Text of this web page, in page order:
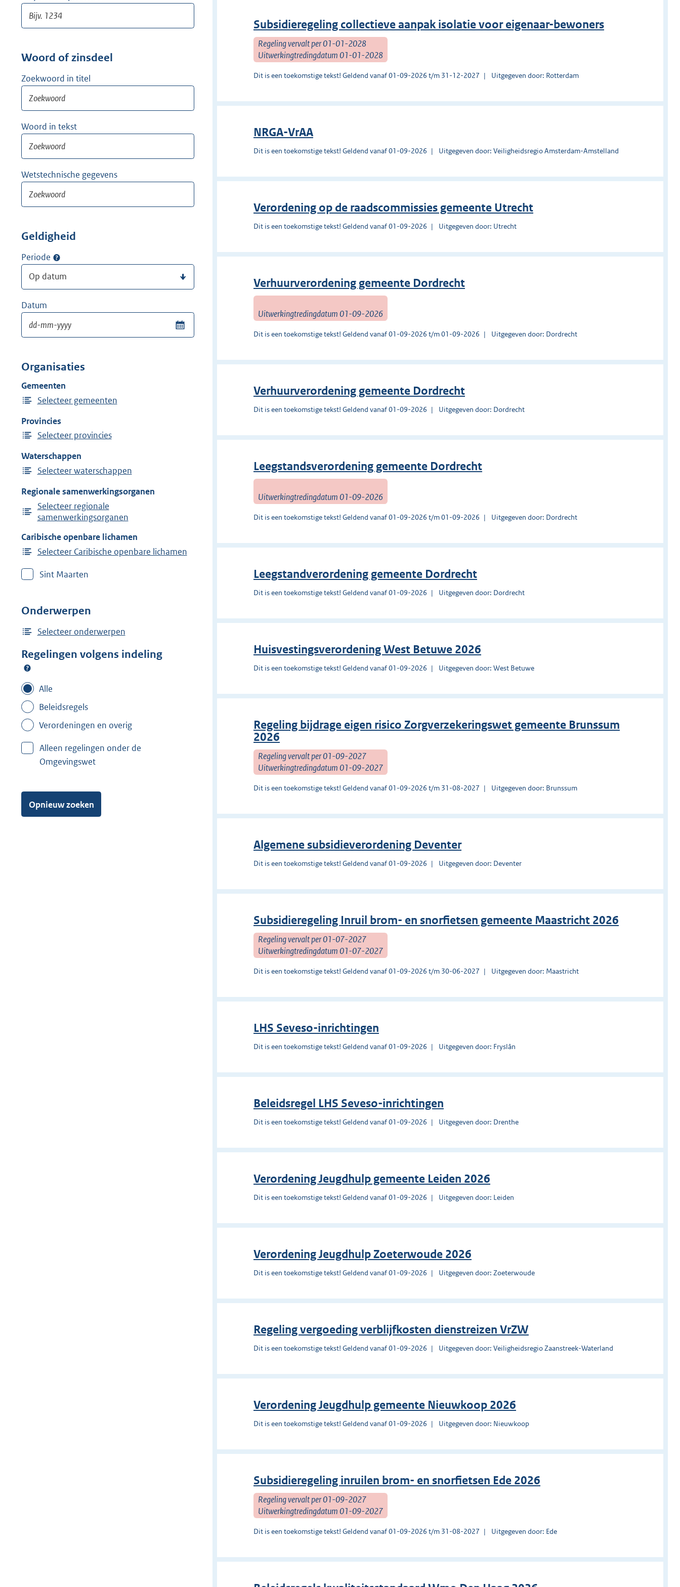
Woord of zinsdeel
Zoekwoord in titel
Woord in tekst
Wetstechnische gegevens
Geldigheid
Periode
Datum
Organisaties
Gemeenten
Selecteer gemeenten
Provincies
Selecteer provincies
Waterschappen
Selecteer waterschappen
Regionale samenwerkingsorganen
Selecteer regionale
samenwerkingsorganen
Caribische openbare lichamen
Selecteer Caribische openbare lichamen
Sint Maarten
Onderwerpen
Selecteer onderwerpen
Regelingen volgens indeling
Alle
Beleidsregels
Verordeningen en overig
Alleen regelingen onder de
Omgevingswet
Opnieuw zoeken
Subsidieregeling collectieve aanpak isolatie voor eigenaar-bewoners
Regeling vervalt per 01-01-2028
Uitwerkingtredingdatum 01-01-2028
Dit is een toekomstige tekst! Geldend vanaf 01-09-2026 t/m 31-12-2027 Uitgegeven door: Rotterdam
NRGA-VrAA
Dit is een toekomstige tekst! Geldend vanaf 01-09-2026 Uitgegeven door: Veiligheidsregio Amsterdam-Amstelland
Verordening op de raadscommissies gemeente Utrecht
Dit is een toekomstige tekst! Geldend vanaf 01-09-2026 Uitgegeven door: Utrecht
Verhuurverordening gemeente Dordrecht
Uitwerkingtredingdatum 01-09-2026
Dit is een toekomstige tekst! Geldend vanaf 01-09-2026 t/m 01-09-2026 Uitgegeven door: Dordrecht
Verhuurverordening gemeente Dordrecht
Dit is een toekomstige tekst! Geldend vanaf 01-09-2026 Uitgegeven door: Dordrecht
Leegstandsverordening gemeente Dordrecht
Uitwerkingtredingdatum 01-09-2026
Dit is een toekomstige tekst! Geldend vanaf 01-09-2026 t/m 01-09-2026 Uitgegeven door: Dordrecht
Leegstandverordening gemeente Dordrecht
Dit is een toekomstige tekst! Geldend vanaf 01-09-2026 Uitgegeven door: Dordrecht
Huisvestingsverordening West Betuwe 2026
Dit is een toekomstige tekst! Geldend vanaf 01-09-2026 Uitgegeven door: West Betuwe
Regeling bijdrage eigen risico Zorgverzekeringswet gemeente Brunssum
2026
Regeling vervalt per 01-09-2027
Uitwerkingtredingdatum 01-09-2027
Dit is een toekomstige tekst! Geldend vanaf 01-09-2026 t/m 31-08-2027 Uitgegeven door: Brunssum
Algemene subsidieverordening Deventer
Dit is een toekomstige tekst! Geldend vanaf 01-09-2026 Uitgegeven door: Deventer
Subsidieregeling Inruil brom- en snorfietsen gemeente Maastricht 2026
Regeling vervalt per 01-07-2027
Uitwerkingtredingdatum 01-07-2027
Dit is een toekomstige tekst! Geldend vanaf 01-09-2026 t/m 30-06-2027 Uitgegeven door: Maastricht
LHS Seveso-inrichtingen
Dit is een toekomstige tekst! Geldend vanaf 01-09-2026 Uitgegeven door: Fryslân
Beleidsregel LHS Seveso-inrichtingen
Dit is een toekomstige tekst! Geldend vanaf 01-09-2026 Uitgegeven door: Drenthe
Verordening Jeugdhulp gemeente Leiden 2026
Dit is een toekomstige tekst! Geldend vanaf 01-09-2026 Uitgegeven door: Leiden
Verordening Jeugdhulp Zoeterwoude 2026
Dit is een toekomstige tekst! Geldend vanaf 01-09-2026 Uitgegeven door: Zoeterwoude
Regeling vergoeding verblijfkosten dienstreizen VrZW
Dit is een toekomstige tekst! Geldend vanaf 01-09-2026 Uitgegeven door: Veiligheidsregio Zaanstreek-Waterland
Verordening Jeugdhulp gemeente Nieuwkoop 2026
Dit is een toekomstige tekst! Geldend vanaf 01-09-2026 Uitgegeven door: Nieuwkoop
Subsidieregeling inruilen brom- en snorfietsen Ede 2026
Regeling vervalt per 01-09-2027
Uitwerkingtredingdatum 01-09-2027
Dit is een toekomstige tekst! Geldend vanaf 01-09-2026 t/m 31-08-2027 Uitgegeven door: Ede